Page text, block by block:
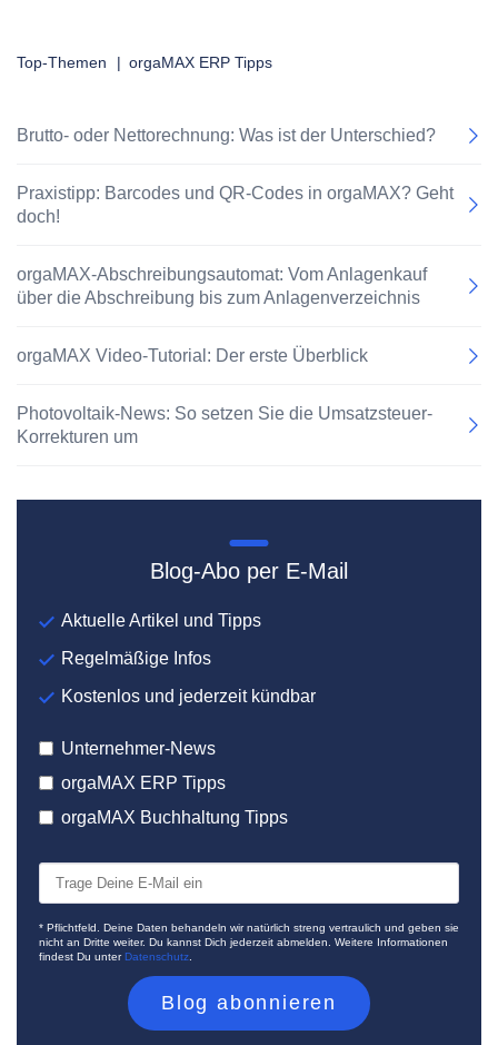
Top-Themen | orgaMAX ERP Tipps
Brutto- oder Nettorechnung: Was ist der Unterschied?
Praxistipp: Barcodes und QR-Codes in orgaMAX? Geht
doch!
orgaMAX-Abschreibungsautomat: Vom Anlagenkauf
über die Abschreibung bis zum Anlagenverzeichnis
orgaMAX Video-Tutorial: Der erste Überblick
Photovoltaik-News: So setzen Sie die Umsatzsteuer-
Korrekturen um
Blog-Abo per E-Mail
Aktuelle Artikel und Tipps
Regelmäßige Infos
Kostenlos und jederzeit kündbar
Unternehmer-News
orgaMAX ERP Tipps
orgaMAX Buchhaltung Tipps
* Pflichtfeld. Deine Daten behandeln wir natürlich streng vertraulich und geben sie
nicht an Dritte weiter. Du kannst Dich jederzeit abmelden. Weitere Informationen
findest Du unterDatenschutz